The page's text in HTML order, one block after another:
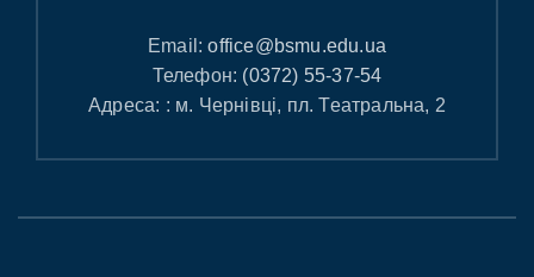
Email:office@bsmu.edu.ua
Телефон: (0372) 55-37-54
Адреса: : м. Чернівці, пл. Театральна, 2